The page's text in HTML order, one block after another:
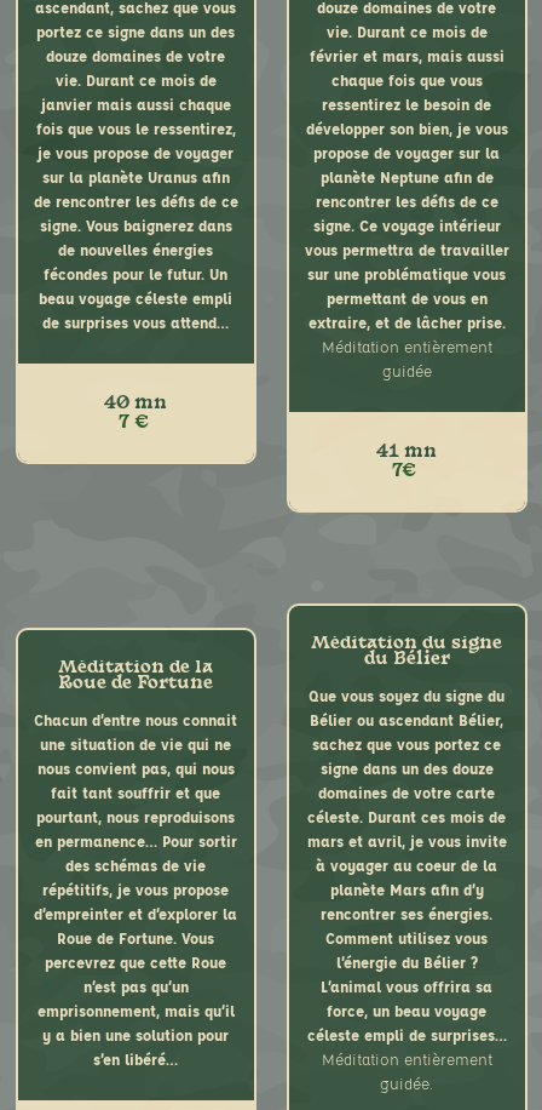
écriture…
Comment avez-vous vécu
cette année ?
Je vous propose une aventure
intérieure afin de faire le
bilan de cette année. Vous
rencontrerez la « Déesse du
Karma ». Un beau voyage
céleste qui apportera un
baume purificateur à votre
année qu’elle fut soit bonne
soit difficile… peut-être… Un
pèlerinage céleste empli de
surprises vous attend.
guidée
ascendant, sachez que vous
portez ce signe dans un des
douze domaines de votre
vie. Durant ce mois de
janvier mais aussi chaque
fois que vous le ressentirez,
je vous propose de voyager
sur la planète Uranus afin
de rencontrer les défis de ce
signe. Vous baignerez dans
de nouvelles énergies
fécondes pour le futur. Un
beau voyage céleste empli
de surprises vous attend…
Durant ce mois de janvier
vous le ressentirez, je vous
planète Uranus afin de
rencontrer les défis de ce
signe. Vous baignerez dans
de nouvelles énergies
fécondes pour le futur. Un
beau voyage céleste empli
de surprises vous attend…
Durant ce mois de janvier
vous le ressentirez, je vous
planète Uranus afin de
rencontrer les défis de ce
signe. Vous baignerez dans
de nouvelles énergies
fécondes pour le futur. Un
beau voyage céleste empli
de surprises vous attend…
Méditation entièrement
guidée
40 mn
7 €
douze domaines de votre
vie. Durant ce mois de
février et mars, mais aussi
chaque fois que vous
ressentirez le besoin de
développer son bien, je vous
propose de voyager sur la
planète Neptune afin de
rencontrer les défis de ce
signe. Ce voyage intérieur
vous permettra de travailler
sur une problématique vous
permettant de vous en
extraire, et de lâcher prise.
Méditation entièrement
guidée
Que le Poisson soit votre
ascendant, sachez que vous
portez ce signe dans un des
douze domaines de votre vie.
mars, mais aussi chaque fois
que vous ressentirez le
besoin de développer son
bien, je vous propose de
voyager sur la planète
Neptune afin de rencontrer
voyage intérieur vous
permettra de travailler sur
permettant de vous en
41 mn
7€
Méditation de la
Roue de Fortune
Chacun d’entre nous connait
une situation de vie qui ne
nous convient pas, qui nous
fait tant souffrir et que
pourtant, nous reproduisons
en permanence… Pour sortir
des schémas de vie
répétitifs, je vous propose
d’empreinter et d’explorer la
Roue de Fortune. Vous
percevrez que cette Roue
n’est pas qu’un
emprisonnement, mais qu’il
y a bien une solution pour
s’en libéré…
Méditation du signe
du Bélier
Que vous soyez du signe du
Bélier ou ascendant Bélier,
sachez que vous portez ce
signe dans un des douze
domaines de votre carte
céleste. Durant ces mois de
mars et avril, je vous invite
à voyager au coeur de la
planète Mars afin d’y
rencontrer ses énergies.
Comment utilisez vous
l’énergie du Bélier ?
L’animal vous offrira sa
force, un beau voyage
céleste empli de surprises…
Méditation entièrement
guidée.